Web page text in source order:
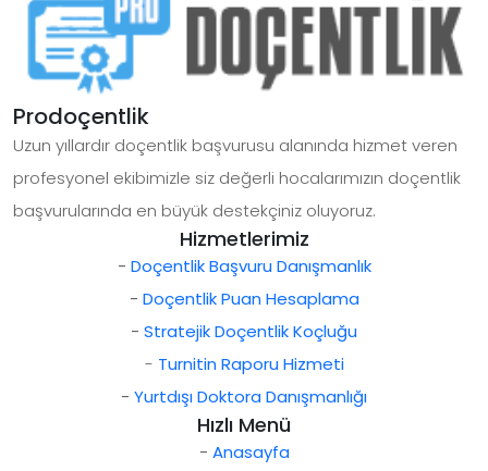
Prodoçentlik
Uzun yıllardır doçentlik başvurusu alanında hizmet veren
profesyonel ekibimizle siz değerli hocalarımızın doçentlik
başvurularında en büyük destekçiniz oluyoruz.
Hizmetlerimiz
- Doçentlik Başvuru Danışmanlık
- Doçentlik Puan Hesaplama
- Stratejik Doçentlik Koçluğu
- Turnitin Raporu Hizmeti
- Yurtdışı Doktora Danışmanlığı
Hızlı Menü
- Anasayfa